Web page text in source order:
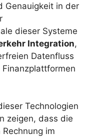
Genauigkeit in der
dieser Systeme
Integration,
Datenfluss
Technologien
zeigen, dass die
im